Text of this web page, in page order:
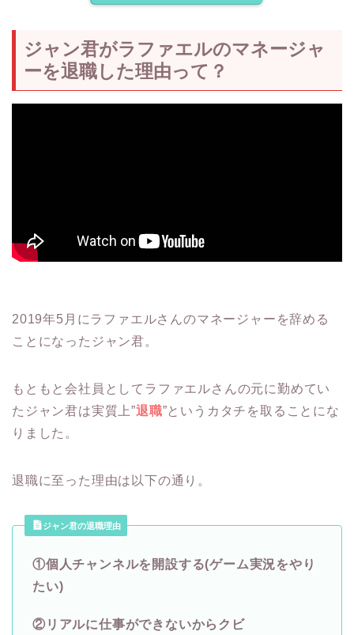
ジャン君がラファエルのマネージャ
ーを退職した理由って？
2019年5月にラファエルさんのマネージャーを辞める
ことになったジャン君。
もともと会社員としてラファエルさんの元に勤めてい
たジャン君は実質上”退職”というカタチを取ることにな
りました。
退職に至った理由は以下の通り。
ジャン君の退職理由
①個人チャンネルを開設する(ゲーム実況をやり
たい)
②リアルに仕事ができないからクビ